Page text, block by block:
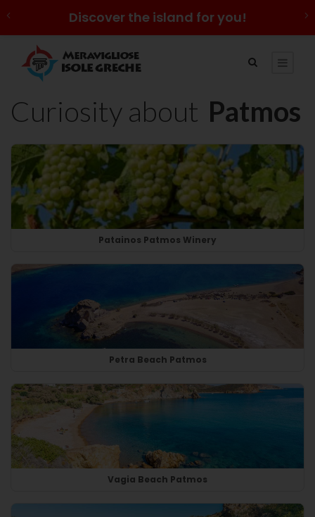
Discover the island for you!
Curiosity about Patmos
Patainos Patmos Winery
Petra Beach Patmos
Vagia Beach Patmos